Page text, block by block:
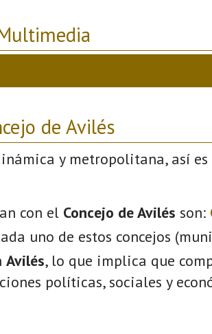
de Avilés
y metropolitana, así
con el Concejo de Avilés son:
uno de estos concejos
Avilés, lo que implica que
políticas, sociales y